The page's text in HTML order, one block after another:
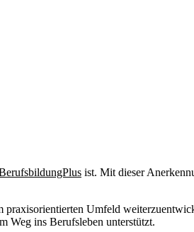
ist. Mit dieser
Umfeld
Weg ins Berufsleben unterstützt.